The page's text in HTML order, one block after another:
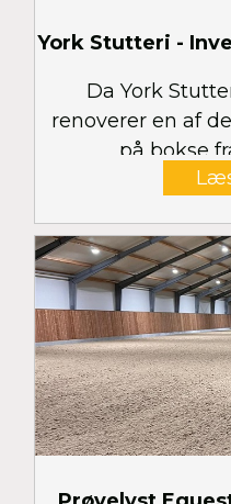
York Stutteri -
Da York
renoverer en af
på bokse